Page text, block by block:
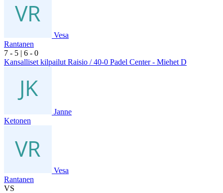
Vesa
Rantanen
7 - 5 | 6 - 0
Kansalliset kilpailut Raisio / 40-0 Padel Center - Miehet D
Janne
Ketonen
Vesa
Rantanen
VS